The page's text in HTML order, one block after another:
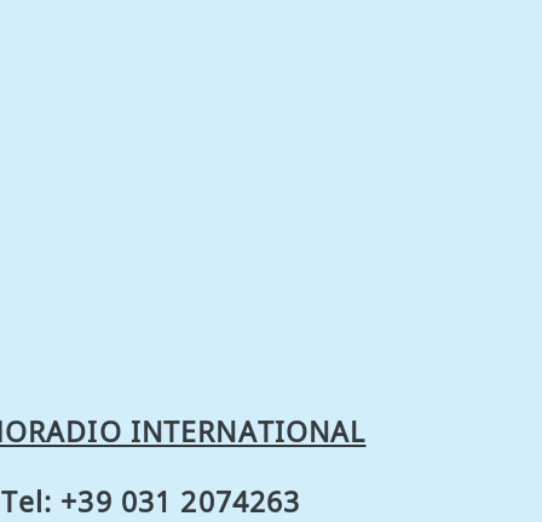
INTERNATIONAL
Tel: +39 031 2074263